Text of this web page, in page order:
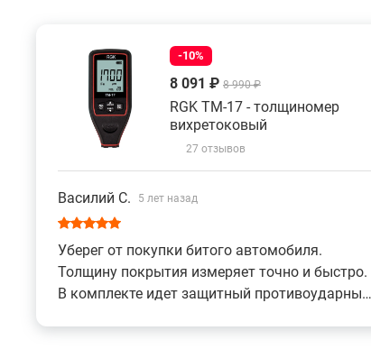
-10%
8 091 ₽ 8 990 ₽
RGK TM-17 - толщиномер
вихретоковый
27 отзывов
Василий С. 5 лет назад
Уберег от покупки битого автомобиля.
Толщину покрытия измеряет точно и быстро.
В комплекте идет защитный противоударный